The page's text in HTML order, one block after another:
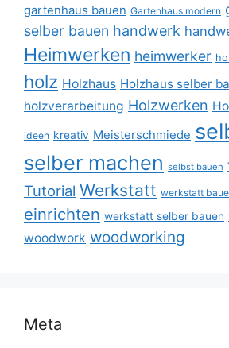
gartenhaus bauen Gartenhaus modern
selber bauen handwerk
Heimwerken heimwerker
holz Holzhaus Holzhaus selber
holzverarbeitung Holzwerken
ideen kreativ Meisterschmiede
selber machen selbst bauen
Tutorial Werkstatt werkstatt
einrichten werkstatt selber bauen
woodwork woodworking
Meta